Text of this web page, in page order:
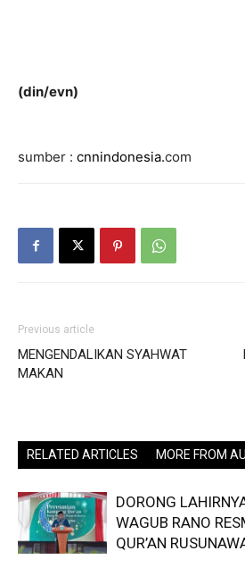
(din/evn)
sumber : cnnindonesia.com
Previous article
MENGENDALIKAN SYAHWAT
MAKAN
RELATED ARTICLES MORE FROM
DORONG
WAGUB RANO
QUR’AN